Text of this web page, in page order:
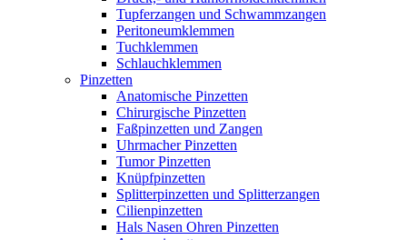
Tupferzangen und Schwammzangen
Peritoneumklemmen
Tuchklemmen
Schlauchklemmen
Pinzetten
Anatomische Pinzetten
Chirurgische Pinzetten
Faßpinzetten und Zangen
Uhrmacher Pinzetten
Tumor Pinzetten
Knüpfpinzetten
Splitterpinzetten und Splitterzangen
Cilienpinzetten
Hals Nasen Ohren Pinzetten